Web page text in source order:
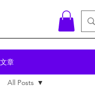
文章
All Posts